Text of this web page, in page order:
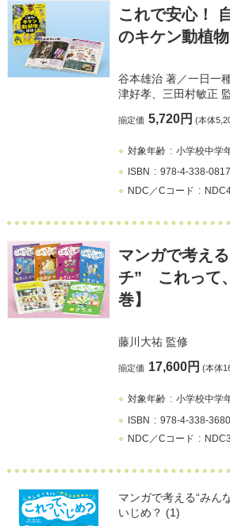
これで安心！
のキケン動植
谷本雄治著／一日一
津好孝、 三田村敏正
揃定価 5,720円 (本体
対象年齢 小学校中学
ISBN
978-4-338-
NDC／Cコード
マンガで考え
チ” これって
巻】
藤川大祐監修
揃定価 17,600円 (本体
対象年齢 小学校中学
ISBN
978-4-338-
NDC／Cコード
マンガで考える“みん
いじめ？ (1)